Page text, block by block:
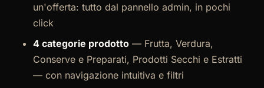
un'offerta: tutto dal pannello admin, in pochi
click
4 categorie prodotto — Frutta, Verdura,
Conserve e Preparati, Prodotti Secchi e Estratti
— con navigazione intuitiva e filtri